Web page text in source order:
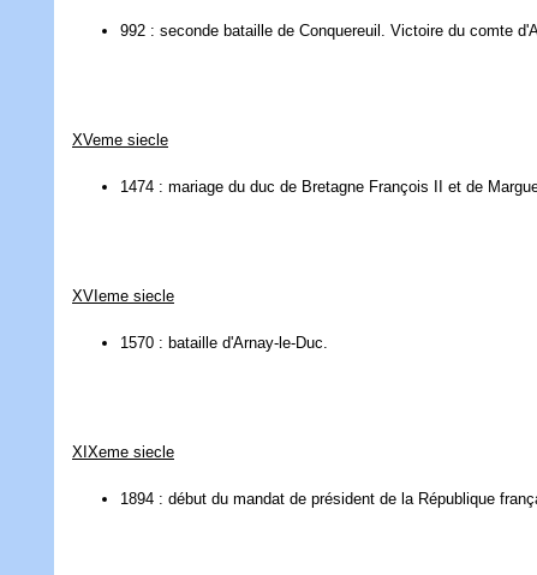
992 : seconde bataille de Conquereuil. Victoire du comte
XVeme siecle
1474 : mariage du duc de Bretagne François II et de
XVIeme siecle
1570 : bataille d'Arnay-le-Duc.
XIXeme siecle
1894 : début du mandat de président de la République